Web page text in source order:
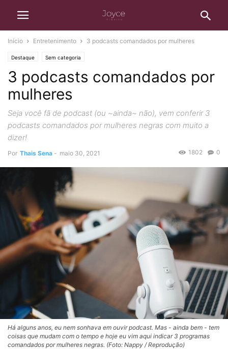
Início Entretenimento 3 podcasts comandados por mulheres
Destaque Sem categoria
3 podcasts comandados por
mulheres
Seja você fã de podcast (ou ~ainda~ não), vem conferir 3
podcasts comandados por mulheres negras com muito a
dizer!
Por Thais Sena - maio 30, 2021 0
1802
Há alguns anos, eu nem sonhava em ouvir podcast. Mas - ainda bem - tem
coisas que mudam com o tempo e hoje eu vim aqui indicar 3 programas
comandados por mulheres negras. (Foto: Nappy / Reprodução)